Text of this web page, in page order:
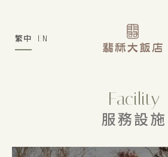
繁中 EN
Facility
服務設施